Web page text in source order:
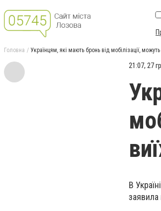
Головна Українцям, які мають бронь від мобілізації,
21:07, 27
В
заявила